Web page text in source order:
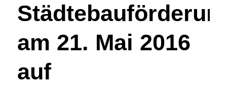
am 21. Mai 2016
auf